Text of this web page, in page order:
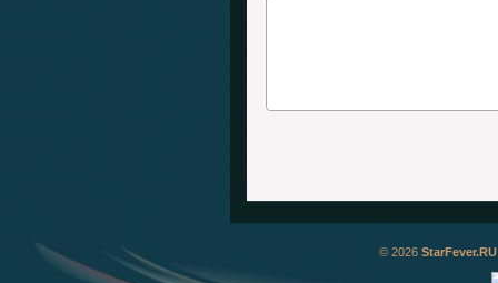
© 2026 StarFever.RU